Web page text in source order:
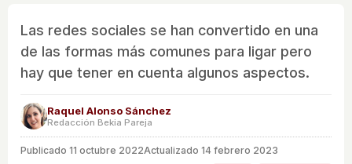
Las redes sociales se han convertido en una
de las formas más comunes para ligar pero
hay que tener en cuenta algunos aspectos.
Raquel Alonso Sánchez
Redacción Bekia Pareja
Publicado 11 octubre 2022Actualizado 14 febrero 2023